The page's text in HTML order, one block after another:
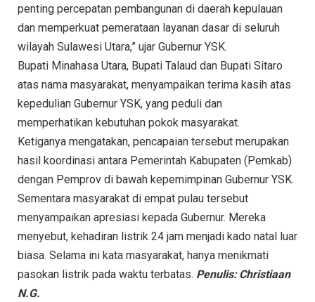
penting percepatan pembangunan di daerah kepulauan
dan memperkuat pemerataan layanan dasar di seluruh
wilayah Sulawesi Utara,” ujar Gubernur YSK.
Bupati Minahasa Utara, Bupati Talaud dan Bupati Sitaro
atas nama masyarakat, menyampaikan terima kasih atas
kepedulian Gubernur YSK, yang peduli dan
memperhatikan kebutuhan pokok masyarakat.
Ketiganya mengatakan, pencapaian tersebut merupakan
hasil koordinasi antara Pemerintah Kabupaten (Pemkab)
dengan Pemprov di bawah kepemimpinan Gubernur YSK.
Sementara masyarakat di empat pulau tersebut
menyampaikan apresiasi kepada Gubernur. Mereka
menyebut, kehadiran listrik 24 jam menjadi kado natal luar
biasa. Selama ini kata masyarakat, hanya menikmati
pasokan listrik pada waktu terbatas. Penulis: Christiaan
N.G.